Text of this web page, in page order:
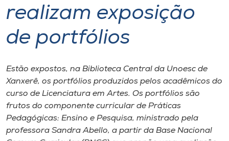
Atendimento ao Estudante
Portal de Ensino
A
realizam exposição
de portfólios
Estão expostos, na Biblioteca Central da Unoesc de
Xanxerê, os portfólios produzidos pelos acadêmicos do
curso de Licenciatura em Artes. Os portfólios são
frutos do componente curricular de Práticas
Pedagógicas: Ensino e Pesquisa, ministrado pela
professora Sandra Abello, a partir da Base Nacional